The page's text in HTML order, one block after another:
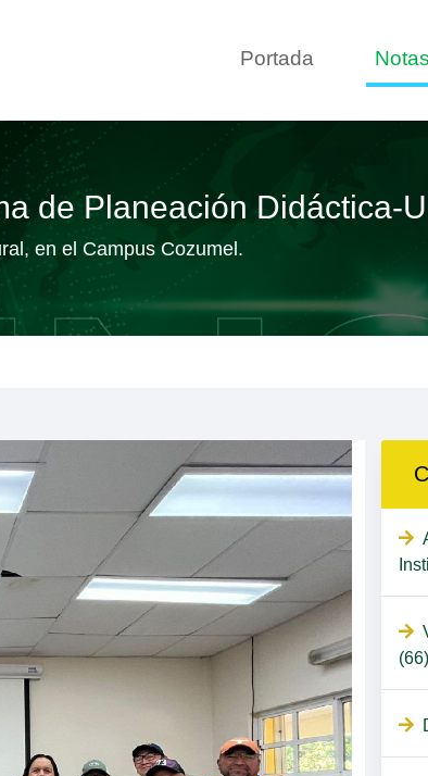
Portada
de Planeación Didáctica-
en el Campus Cozumel.
(66)